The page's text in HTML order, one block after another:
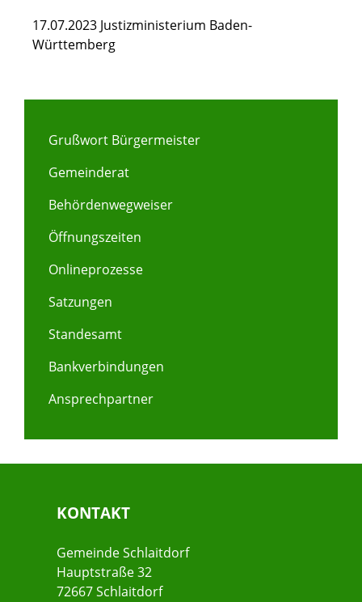
17.07.2023 Justizministerium Baden-
Württemberg
Grußwort Bürgermeister
Gemeinderat
Behördenwegweiser
Öffnungszeiten
Onlineprozesse
Satzungen
Standesamt
Bankverbindungen
Ansprechpartner
KONTAKT
Gemeinde Schlaitdorf
Hauptstraße 32
72667 Schlaitdorf